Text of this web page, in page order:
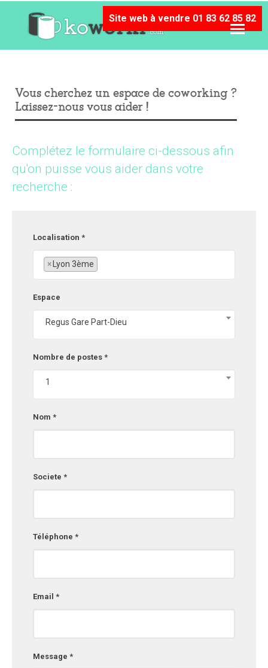
Site web à vendre 01 83 62 85 82
Vous cherchez un espace de coworking ?
Laissez-nous vous aider !
Complétez le formulaire ci-dessous afin
qu'on puisse vous aider dans votre
recherche :
Localisation *
× Lyon 3ème
Espace
Regus Gare Part-Dieu
Nombre de postes *
1
Nom *
Societe *
Téléphone *
Email *
Message *